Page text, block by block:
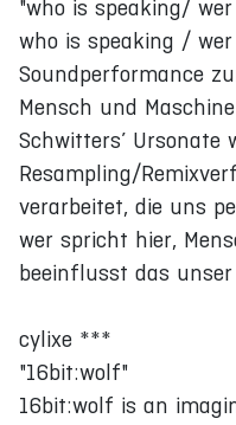
"who is speaking/
who is speaking /
Soundperformance
Mensch und
Schwitters’ Ursonate
Resampling/
verarbeitet, die uns
wer spricht hier,
beeinflusst das unser
cylixe ***
"16bit:wolf"
16bit:wolf is an